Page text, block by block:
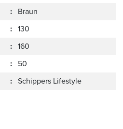
: Braun
: 130
: 160
: 50
: Schippers Lifestyle